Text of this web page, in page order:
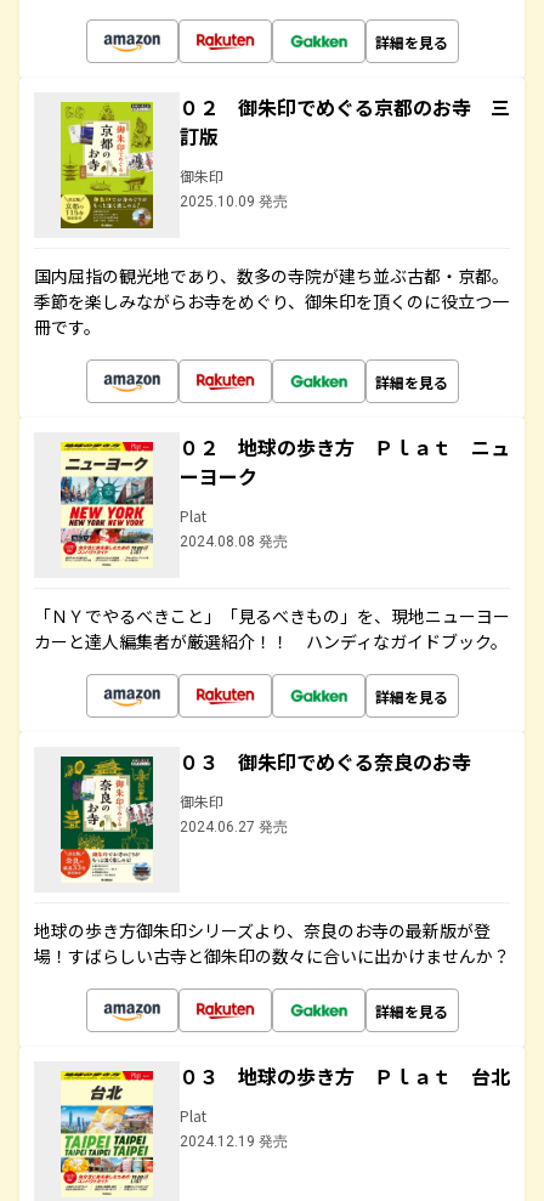
詳細を見る
０２ 御朱印でめぐる京都のお寺 三
訂版
御朱印
2025.10.09 発売
国内屈指の観光地であり、数多の寺院が建ち並ぶ古都・京都。
季節を楽しみながらお寺をめぐり、御朱印を頂くのに役立つ一
冊です。
詳細を見る
０２ 地球の歩き方 Ｐｌａｔ ニュ
ーヨーク
Plat
2024.08.08 発売
「ＮＹでやるべきこと」「見るべきもの」を、現地ニューヨー
カーと達人編集者が厳選紹介！！ ハンディなガイドブック。
詳細を見る
０３ 御朱印でめぐる奈良のお寺
御朱印
2024.06.27 発売
地球の歩き方御朱印シリーズより、奈良のお寺の最新版が登
場！すばらしい古寺と御朱印の数々に合いに出かけませんか？
詳細を見る
０３ 地球の歩き方 Ｐｌａｔ 台北
Plat
2024.12.19 発売